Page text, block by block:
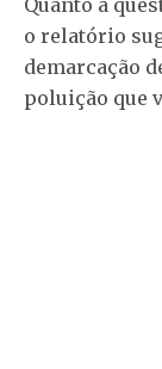
Quanto à
o relatório
demarcação
poluição que